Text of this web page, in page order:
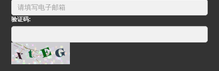
验证码: